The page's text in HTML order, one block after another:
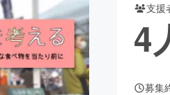
ビューティー・ヘルス
支援
4
募集